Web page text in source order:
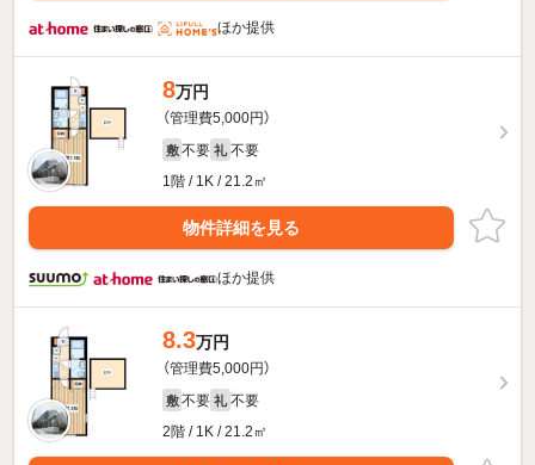
ほか提供
8万円
（管理費5,000円）
敷 不要 礼 不要
1階 / 1K / 21.2㎡
物件詳細を見る
ほか提供
8.3万円
（管理費5,000円）
敷 不要 礼 不要
2階 / 1K / 21.2㎡